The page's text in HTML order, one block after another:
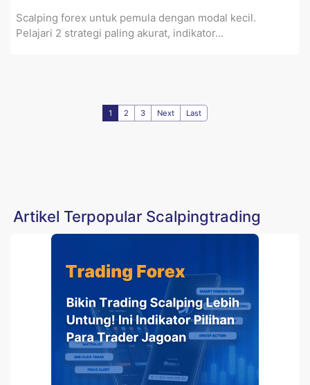
Scalping forex untuk pemula dengan modal kecil.
Pelajari 2 strategi paling akurat, indikator...
1 2 3 Next Last
Artikel Terpopular Scalpingtrading